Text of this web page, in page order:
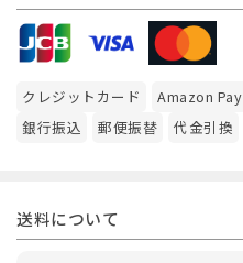
クレジットカード Amazon Pay
銀行振込
郵便振替 代金引換
送料について